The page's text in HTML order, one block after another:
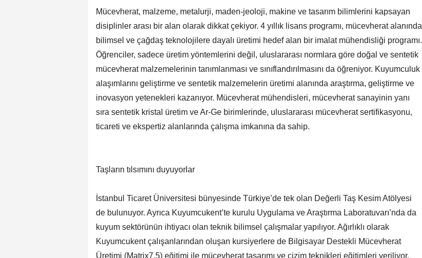
Mücevherat, malzeme, metalurji, maden-jeoloji, makine ve tasarım bilimlerini kapsayan
disiplinler arası bir alan olarak dikkat çekiyor. 4 yıllık lisans programı, mücevherat alanında
bilimsel ve çağdaş teknolojilere dayalı üretimi hedef alan bir imalat mühendisliği programı.
Öğrenciler, sadece üretim yöntemlerini değil, uluslararası normlara göre doğal ve sentetik
mücevherat malzemelerinin tanımlanması ve sınıflandırılmasını da öğreniyor. Kuyumculuk
alaşımlarını geliştirme ve sentetik malzemelerin üretimi alanında araştırma, geliştirme ve
inovasyon yetenekleri kazanıyor. Mücevherat mühendisleri, mücevherat sanayinin yanı
sıra sentetik kristal üretim ve Ar-Ge birimlerinde, uluslararası mücevherat sertifikasyonu,
ticareti ve ekspertiz alanlarında çalışma imkanına da sahip.
Taşların tılsımını duyuyorlar
İstanbul Ticaret Üniversitesi bünyesinde Türkiye’de tek olan Değerli Taş Kesim Atölyesi
de bulunuyor. Ayrıca Kuyumcukent’te kurulu Uygulama ve Araştırma Laboratuvarı’nda da
kuyum sektörünün ihtiyacı olan teknik bilimsel çalışmalar yapılıyor. Ağırlıklı olarak
Kuyumcukent çalışanlarından oluşan kursiyerlere de Bilgisayar Destekli Mücevherat
Üretimi (Matrix7.5) eğitimi ile mücevherat tasarımı ve çizim teknikleri eğitimleri veriliyor.